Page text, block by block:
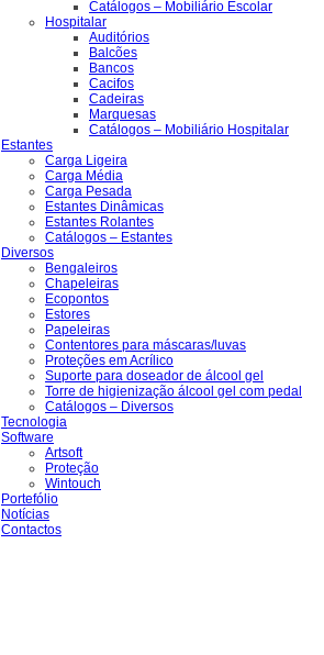
Catálogos – Mobiliário Escolar
Hospitalar
Auditórios
Balcões
Bancos
Cacifos
Cadeiras
Marquesas
Catálogos – Mobiliário Hospitalar
Estantes
Carga Ligeira
Carga Média
Carga Pesada
Estantes Dinâmicas
Estantes Rolantes
Catálogos – Estantes
Diversos
Bengaleiros
Chapeleiras
Ecopontos
Estores
Papeleiras
Contentores para máscaras/luvas
Proteções em Acrílico
Suporte para doseador de álcool gel
Torre de higienização álcool gel com pedal
Catálogos – Diversos
Tecnologia
Software
Artsoft
Proteção
Wintouch
Portefólio
Notícias
Contactos